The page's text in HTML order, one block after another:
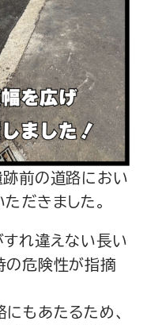
前の道路におい
だきました。
すれ違えない長い
の危険性が指摘
もあたるため、